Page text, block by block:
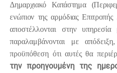
Δημαρχιακό Κατάστημα
ενώπιον της αρμόδιας Επιτροπής
αποστέλλονται στην
παραλαμβάνονται με
προϋπόθεση ότι αυτές θα
την προηγουμένη της